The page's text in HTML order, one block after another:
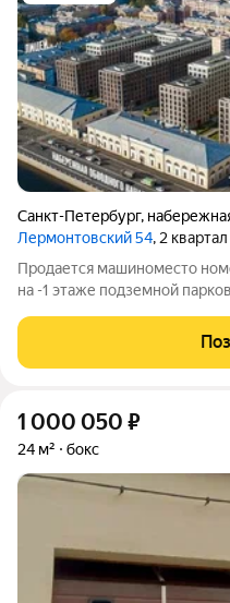
Санкт-Петербург,
Лермонтовский 54, 2
Продается машиноместо
на -1 этаже подземной
Выгодные условия при
Ипотека 0,11% Ипотека от
1 000 050 ₽
24 м² бокс